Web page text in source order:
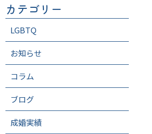
カテゴリー
LGBTQ
お知らせ
コラム
ブログ
成婚実績